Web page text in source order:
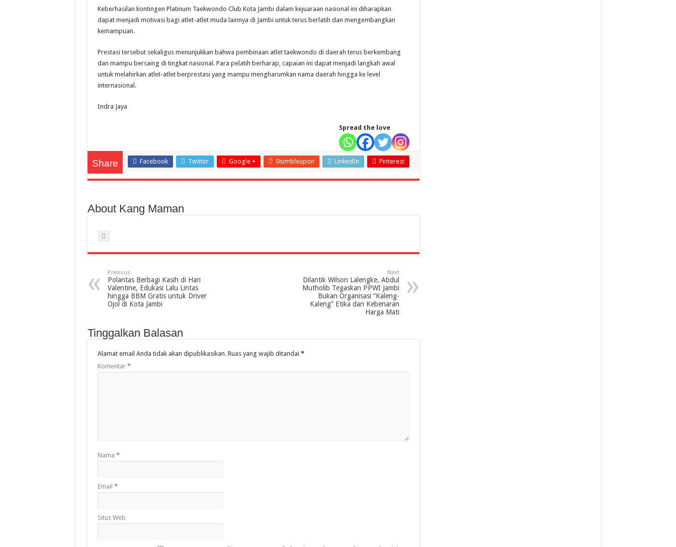
Keberhasilan kontingen Platinum Taekwondo Club Kota Jambi dalam kejuaraan nasional ini diharapkan
dapat menjadi motivasi bagi atlet-atlet muda lainnya di Jambi untuk terus berlatih dan mengembangkan
kemampuan.
Prestasi tersebut sekaligus menunjukkan bahwa pembinaan atlet taekwondo di daerah terus berkembang
dan mampu bersaing di tingkat nasional. Para pelatih berharap, capaian ini dapat menjadi langkah awal
untuk melahirkan atlet-atlet berprestasi yang mampu mengharumkan nama daerah hingga ke level
internasional.
Indra Jaya
Spread the love
Share Facebook Twitter Google + Stumbleupon LinkedIn Pinterest
About Kang Maman
Previous
Polantas Berbagi Kasih di Hari
Valentine, Edukasi Lalu Lintas
hingga BBM Gratis untuk Driver
Ojol di Kota Jambi
Next
Dilantik Wilson Lalengke, Abdul
Mutholib Tegaskan PPWI Jambi
Bukan Organisasi “Kaleng-
Kaleng” Etika dan Kebenaran
Harga Mati
Tinggalkan Balasan
Alamat email Anda tidak akan dipublikasikan. Ruas yang wajib ditandai *
Komentar *
Nama *
Email *
Situs Web